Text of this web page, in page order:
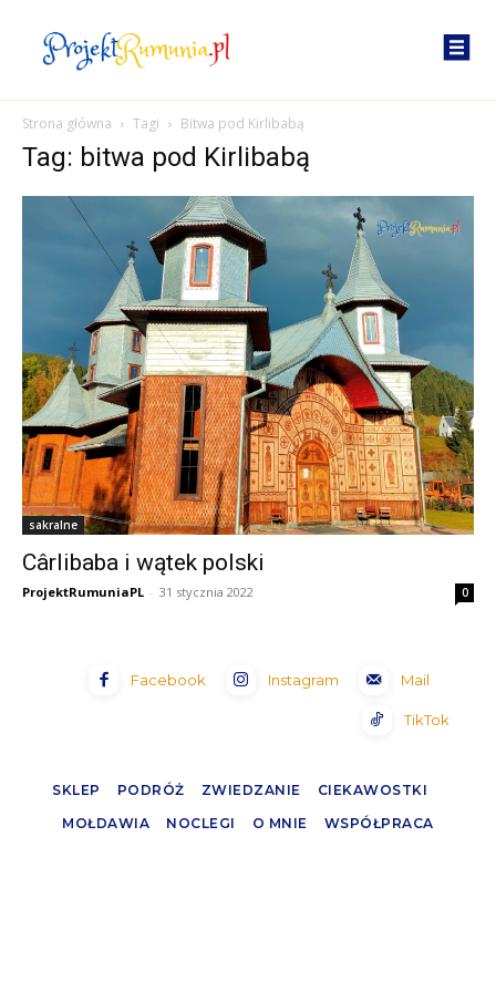
Strona główna Tagi Bitwa pod Kirlibabą
Tag: bitwa pod Kirlibabą
sakralne
Cârlibaba i wątek polski
ProjektRumuniaPL - 31 stycznia 2022 0
Facebook Instagram Mail
TikTok
SKLEP PODRÓŻ ZWIEDZANIE
CIEKAWOSTKI
MOŁDAWIA
NOCLEGI O MNIE WSPÓŁPRACA